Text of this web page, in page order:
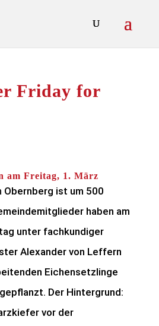
Friday for
am Freitag, 1. März
Obernberg ist um 500
haben am
unter fachkundiger
Alexander von Leffern
Eichensetzlinge
Der Hintergrund:
vor der